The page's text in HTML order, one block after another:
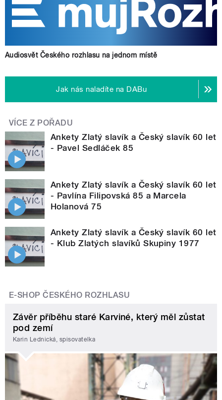
Audiosvět Českého rozhlasu na jednom místě
Jak nás naladíte na DABu
VÍCE Z POŘADU
Ankety Zlatý slavík a Český slavík 60 let
- Pavel Sedláček 85
Ankety Zlatý slavík a Český slavík 60 let
- Pavlína Filipovská 85 a Marcela
Holanová 75
Ankety Zlatý slavík a Český slavík 60 let
- Klub Zlatých slavíků Skupiny 1977
E-SHOP ČESKÉHO ROZHLASU
Závěr příběhu staré Karviné, který měl zůstat
pod zemí
Karin Lednická, spisovatelka